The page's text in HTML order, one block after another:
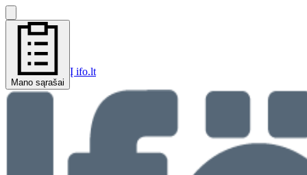
Mano sąrašai
Į ifo.lt